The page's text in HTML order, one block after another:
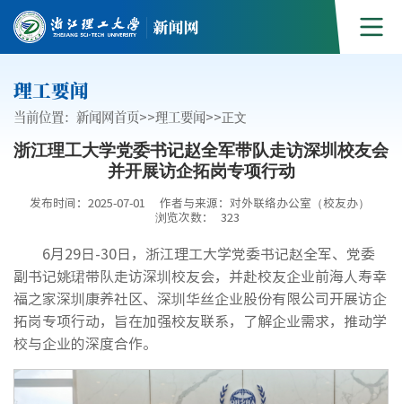
理工要闻
当前位置： 新闻网首页>>理工要闻>>正文
浙江理工大学党委书记赵全军带队走访深圳校友会
并开展访企拓岗专项行动
发布时间：2025-07-01
作者与来源：对外联络办公室（校友办）
浏览次数：
323
6月29日-30日，浙江理工大学党委书记赵全军、党委
副书记姚珺带队走访深圳校友会，并赴校友企业前海人寿幸
福之家深圳康养社区、深圳华丝企业股份有限公司开展访企
拓岗专项行动，旨在加强校友联系，了解企业需求，推动学
校与企业的深度合作。